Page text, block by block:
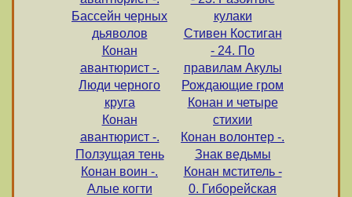
Бассейн черных
дьяволов
Конан
авантюрист -.
Люди черного
круга
Конан
авантюрист -.
Ползущая тень
Конан воин -.
Алые когти
кулаки
Стивен Костиган
- 24. По
правилам Акулы
Рождающие гром
Конан и четыре
стихии
Конан волонтер -.
Знак ведьмы
Конан мститель -
0. Гиборейская